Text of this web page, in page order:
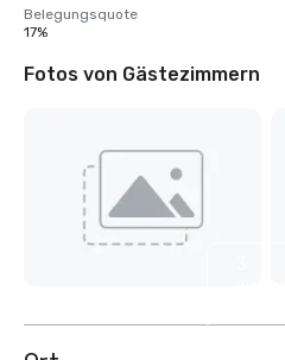
Belegungsquote
17%
Fotos von Gästezimmern